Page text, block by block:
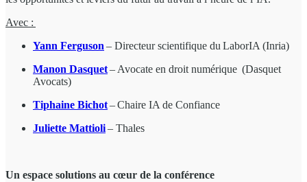
Avec :
Yann Ferguson – Directeur scientifique du LaborIA (Inria)
Manon Dasquet– Avocate en droit numérique (Dasquet
Avocats)
Tiphaine Bichot– Chaire IA de Confiance
Juliette Mattioli– Thales
Un espace solutions au cœur de la conférence